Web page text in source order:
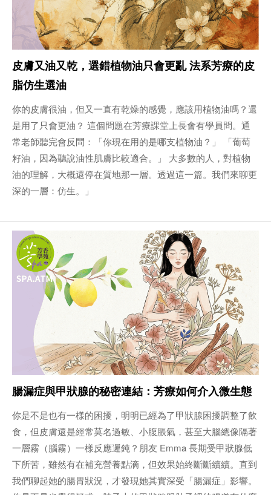
皮膚又油又乾，選錯植物油只會更亂 法系芳療的皮
脂仿生選油
你的皮膚很油，但又一直有乾燥的感覺，應該用植物油嗎？還
是用了只會更油？ 這個問題在芳療課堂上長會有學員問。通
常老師聽完會反問：「你現在用的是哪支植物油？」 「葡萄
籽油，因為聽說油性肌膚比較適合。」 大多數的人，對植物
油的理解，大概還停在質地那一層。透過這一篇。我們來聊更
深的一層：仿生。」
腸漏症與甲狀腺的秘密連結：芳療如何介入微生態
你是不是也有一樣的困擾，明明已經為了甲狀腺困擾調整了飲
食，但皮膚還是經常莫名過敏、小腹脹氣，甚至大腦總像隔著
一層霧（腦霧）一樣反應遲鈍？朋友 Emma 長期受甲狀腺低
下所苦，雖然有在補充營養點滴，但效果始終斷斷續續。直到
我們聊起她的腸胃狀況，才發現她其實深受「腸漏症」影響。